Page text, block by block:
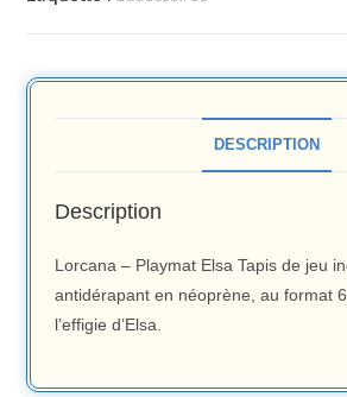
DESCRIPTION
Description
Lorcana – Playmat Elsa Tapis de jeu
antidérapant en néoprène, au format
l’effigie d’Elsa.